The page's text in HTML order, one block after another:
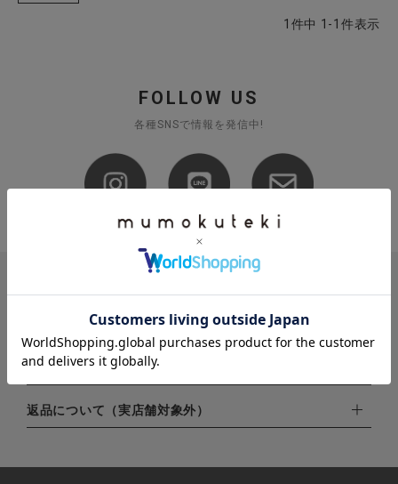
1 件中 1 -1 件表示
FOLLOW US
各種SNSで情報を発信中!
下記お支払い方法よりお選びいただけます。
・クレジットカード（VISA,mastercard,JCB,AMERICAN
EXPRESS,Diners Club）
・amazonペイメント
・楽天ペイ
・PayPay
配送・送料について
配達業者：日本郵便
北海道：1,400円
注文内容の変更・キャンセルについて
ご注文日当日から翌日のAM9:00までにご連絡頂いた場合はキャ
ンセルは可能です。
返品について（実店舗対象外）